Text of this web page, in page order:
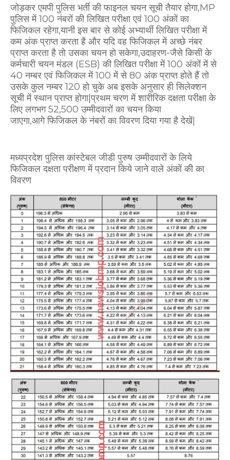
जोड़कर एमपी पुलिस भर्ती की फाइनल चयन सूची तैयार होगा,MP
पुलिस में 100 नंबरों की लिखित परीक्षा एवं 100 अंकों का
फिजिकल रहेगा,यानी इस बार से कोई अभ्यार्थी लिखित परीक्षा में
कम अंक प्राप्त करता है और यदि वह फिजिकल में अच्छे नंबर
प्राप्त करता है तो उसका चयन हो सकेगा,उदाहरण-जैसे किसी के
कर्मचारी चयन मंडल (ESB) की लिखित परीक्षा में 100 अंकों में से
40 नम्बर एवं फिजिकल में 100 में से 80 अंक प्राप्त होते हैं तो
उसके कुल नम्बर 120 हो चुके अब इसके अनुसार ही सिलेक्शन
सूची में स्थान प्राप्त होगा|प्रथम चरण में शारीरिक दक्षता परीक्षा के
लिए लगभग 52,500 उम्मीदवारों का चयन किया
जाएगा,आगेफिजिकल के नंबरों का विवरण दिया गया है देखें|
मध्यप्रदेश पुलिस कांस्टेबल जीडी पुरुष उम्मीदवारों के लिये
फिजिकल दक्षता परीक्षण में प्रदान किये जाने वाले अंकों की का
विवरण